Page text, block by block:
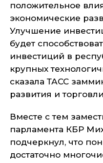
положительное
экономические
Улучшение
будет
инвестиций в
крупных
сказала ТАСС
развития и
Вместе с тем
парламента КБР
подчеркнул, что
достаточно